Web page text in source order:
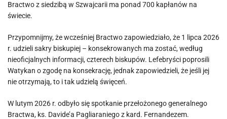
Bractwo z siedzibą w Szwajcarii ma ponad 700 kapłanów na
świecie.
Przypomnijmy, że wcześniej Bractwo zapowiedziało, że 1 lipca 2026
r. udzieli sakry biskupiej – konsekrowanych ma zostać, według
nieoficjalnych informacji, czterech biskupów. Lefebryści poprosili
Watykan o zgodę na konsekrację, jednak zapowiedzieli, że jeśli jej
nie otrzymają, to i tak udzielą święceń.
W lutym 2026 r. odbyło się spotkanie przełożonego generalnego
Bractwa, ks. Davide’a Pagliaraniego z kard. Fernandezem.